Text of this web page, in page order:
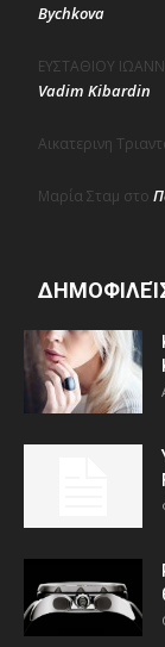
Bychkova
ΕΥΣΤΑΘΙΟΥ
Vadim Kibardin
Αικατερινη
Μαρία Σταμ στο